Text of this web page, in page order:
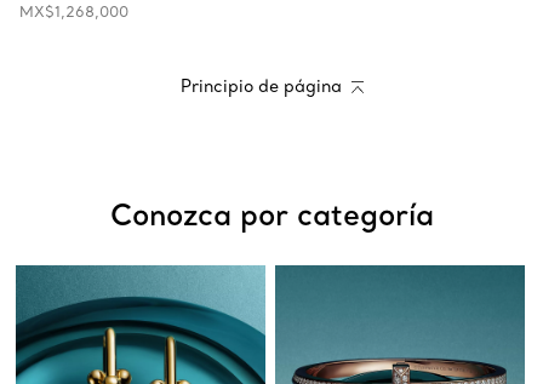
MX$1,268,000
Principio de página
Conozca por categoría